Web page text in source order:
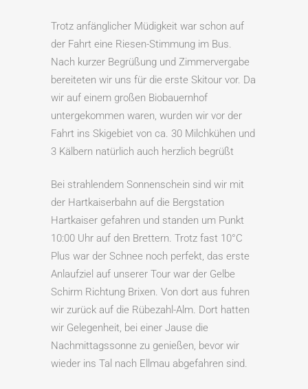
Trotz anfänglicher Müdigkeit war schon auf
der Fahrt eine Riesen-Stimmung im Bus.
Nach kurzer Begrüßung und Zimmervergabe
bereiteten wir uns für die erste Skitour vor. Da
wir auf einem großen Biobauernhof
untergekommen waren, wurden wir vor der
Fahrt ins Skigebiet von ca. 30 Milchkühen und
3 Kälbern natürlich auch herzlich begrüßt
Bei strahlendem Sonnenschein sind wir mit
der Hartkaiserbahn auf die Bergstation
Hartkaiser gefahren und standen um Punkt
10:00 Uhr auf den Brettern. Trotz fast 10°C
Plus war der Schnee noch perfekt, das erste
Anlaufziel auf unserer Tour war der Gelbe
Schirm Richtung Brixen. Von dort aus fuhren
wir zurück auf die Rübezahl-Alm. Dort hatten
wir Gelegenheit, bei einer Jause die
Nachmittagssonne zu genießen, bevor wir
wieder ins Tal nach Ellmau abgefahren sind.